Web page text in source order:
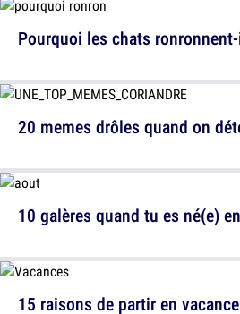
Pourquoi les chats
10 galères quand tu es né(e)
20 memes drôles quand on
15 raisons de partir en